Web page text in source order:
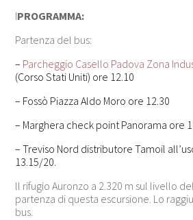
IPROGRAMMA:
Partenza del bus:
– Parcheggio Casello Padova Zona
(Corso Stati Uniti) ore 12.10
– Fossò Piazza Aldo Moro ore 12.30
– Marghera check point Panorama ore
– Treviso Nord distributore Tamoil
13.15/20.
ll rifugio Auronzo a 2.320 m sul livello
partenza di questa escursione. Lo
bus.